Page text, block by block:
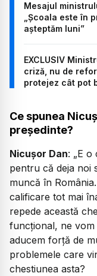
Mesajul
„Școala este în
așteptăm luni”
EXCLUSIV
criză, nu de
protejez cât pot
Ce spunea
președinte?
Nicușor Dan: „E o
pentru că deja noi
muncă în
calificare tot mai
repede această
funcțional, ne
aducem forță de
problemele care
chestiunea asta?